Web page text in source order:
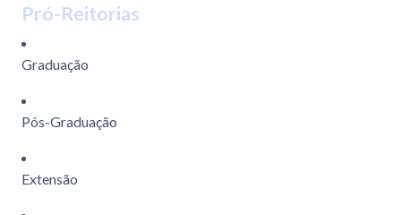
Pró-Reitorias
Graduação
Pós-Graduação
Extensão